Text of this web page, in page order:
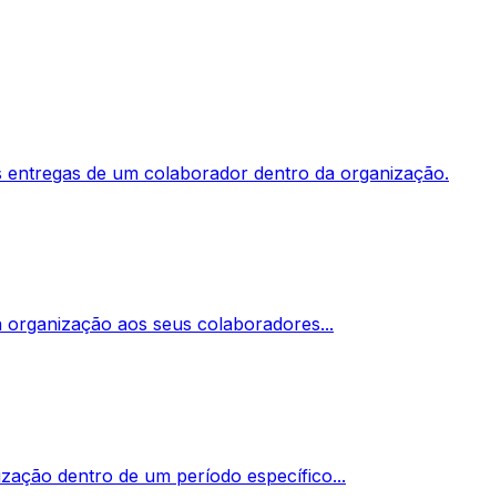
de um colaborador dentro da organização.
aos seus colaboradores...
dentro de um período específico...